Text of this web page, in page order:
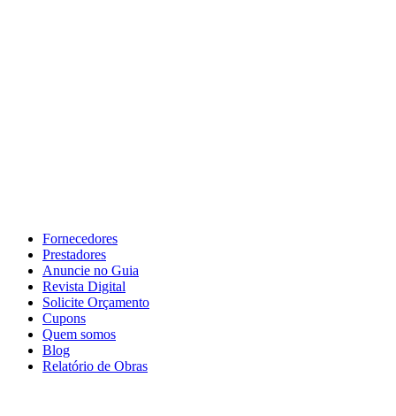
Fornecedores
Prestadores
Anuncie no Guia
Revista Digital
Solicite Orçamento
Cupons
Quem somos
Blog
Relatório de Obras